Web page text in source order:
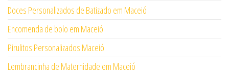
Doces Personalizados de Batizado em Maceió
Encomenda de bolo em Maceió
Pirulitos Personalizados Maceió
Lembrancinha de Maternidade em Maceió